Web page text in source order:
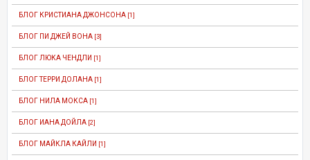
БЛОГ КРИСТИАНА ДЖОНСОНА [1]
БЛОГ ПИ ДЖЕЙ ВОНА [3]
БЛОГ ЛЮКА ЧЕНДЛИ [1]
БЛОГ ТЕРРИ ДОЛАНА [1]
БЛОГ НИЛА МОКСА [1]
БЛОГ ИАНА ДОЙЛА [2]
БЛОГ МАЙКЛА КАЙЛИ [1]